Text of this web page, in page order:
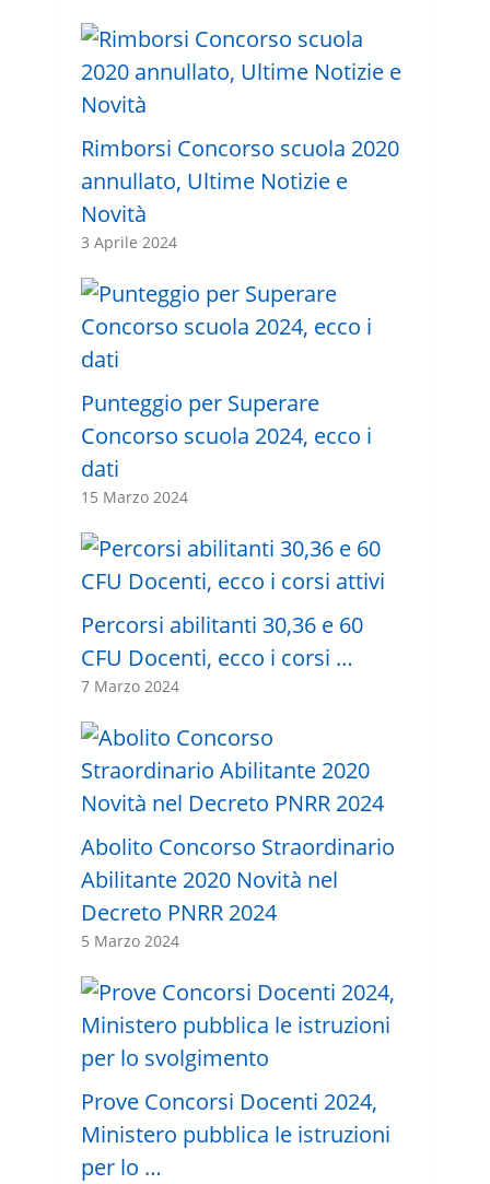
Rimborsi Concorso scuola 2020
annullato, Ultime Notizie e
Novità
3 Aprile 2024
Punteggio per Superare
Concorso scuola 2024, ecco i
dati
15 Marzo 2024
Percorsi abilitanti 30,36 e 60
CFU Docenti, ecco i corsi …
7 Marzo 2024
Abolito Concorso Straordinario
Abilitante 2020 Novità nel
Decreto PNRR 2024
5 Marzo 2024
Prove Concorsi Docenti 2024,
Ministero pubblica le istruzioni
per lo …